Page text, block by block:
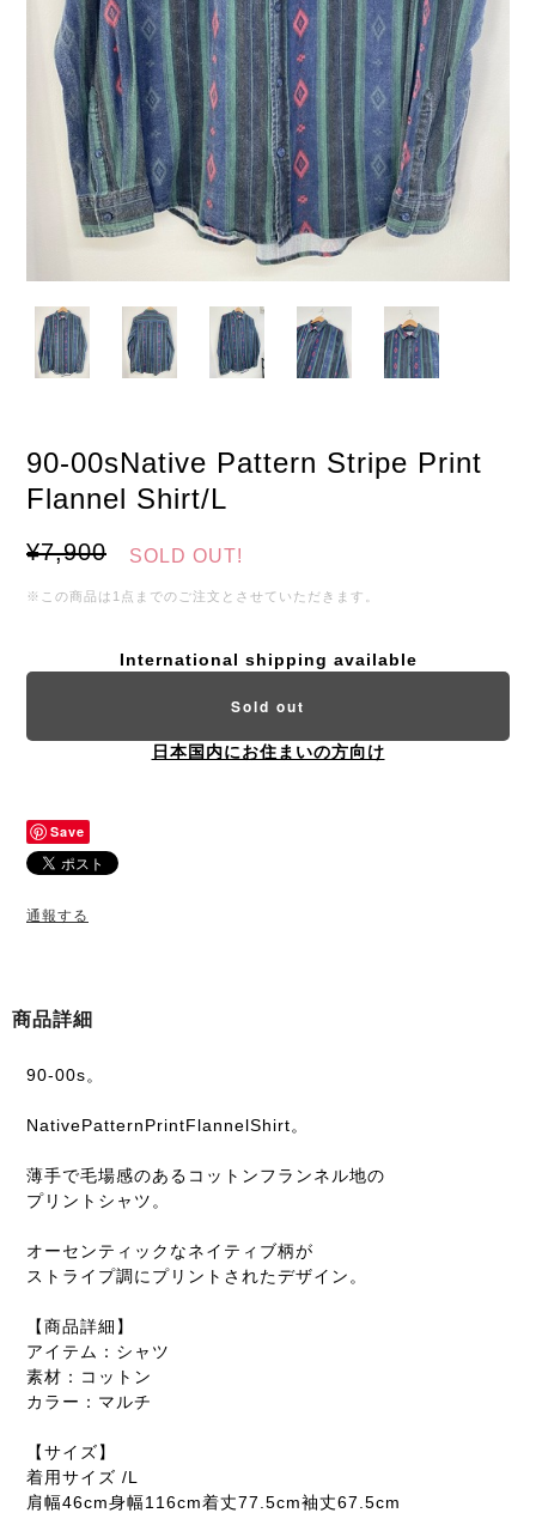
90-00sNative Pattern Stripe Print
Flannel Shirt/L
¥7,900 SOLD OUT!
※この商品は1点までのご注文とさせていただきます。
International shipping available
Sold out
日本国内にお住まいの方向け
Save
通報する
商品詳細
90-00s。
NativePatternPrintFlannelShirt。
薄手で毛場感のあるコットンフランネル地の
プリントシャツ。
オーセンティックなネイティブ柄が
ストライプ調にプリントされたデザイン。
【商品詳細】
アイテム：シャツ
素材：コットン
カラー：マルチ
【サイズ】
着用サイズ /L
肩幅46cm身幅116cm着丈77.5cm袖丈67.5cm